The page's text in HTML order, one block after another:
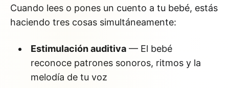
Cuando lees o pones un cuento a tu bebé, estás
haciendo tres cosas simultáneamente:
Estimulación auditiva— El bebé
reconoce patrones sonoros, ritmos y la
melodía de tu voz